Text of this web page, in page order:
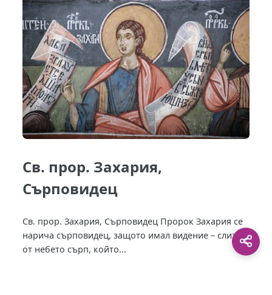
Св. прор. Захария,
Сърповидец
Св. прор. Захария, Сърповидец Пророк Захария се
нарича сърповидец, защото имал видение – слизащ
от небето сърп, който...